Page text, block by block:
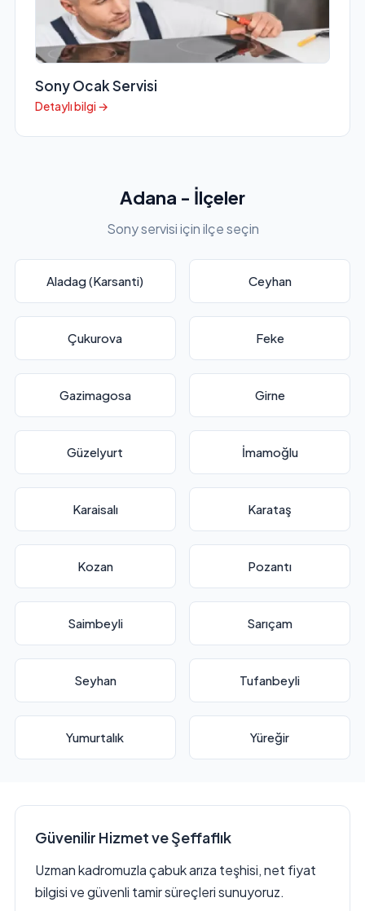
Sony Ocak Servisi
Detaylı bilgi →
Adana - İlçeler
Sony servisi için ilçe seçin
Aladag (Karsanti) Ceyhan
Çukurova Feke
Gazimagosa Girne
Güzelyurt İmamoğlu
Karaisalı Karataş
Kozan Pozantı
Saimbeyli Sarıçam
Seyhan Tufanbeyli
Yumurtalık Yüreğir
Güvenilir Hizmet ve Şeffaflık
Uzman kadromuzla çabuk arıza teşhisi, net fiyat
bilgisi ve güvenli tamir süreçleri sunuyoruz.